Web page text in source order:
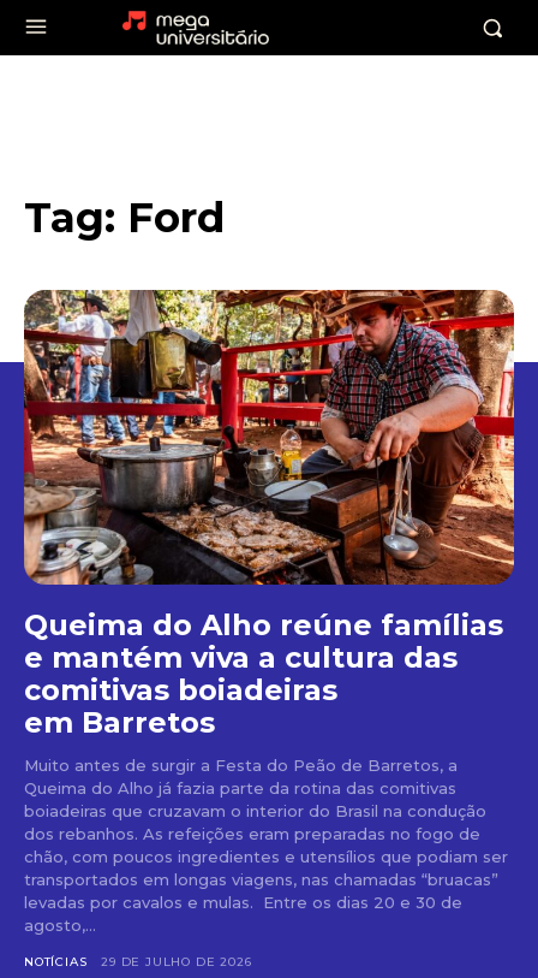
Tag: Ford
Queima do Alho reúne famílias
e mantém viva a cultura das
comitivas boiadeiras
em Barretos
Muito antes de surgir a Festa do Peão de Barretos, a
Queima do Alho já fazia parte da rotina das comitivas
boiadeiras que cruzavam o interior do Brasil na condução
dos rebanhos. As refeições eram preparadas no fogo de
chão, com poucos ingredientes e utensílios que podiam ser
transportados em longas viagens, nas chamadas “bruacas”
levadas por cavalos e mulas. Entre os dias 20 e 30 de
agosto,...
NOTÍCIAS 29 DE JULHO DE 2026